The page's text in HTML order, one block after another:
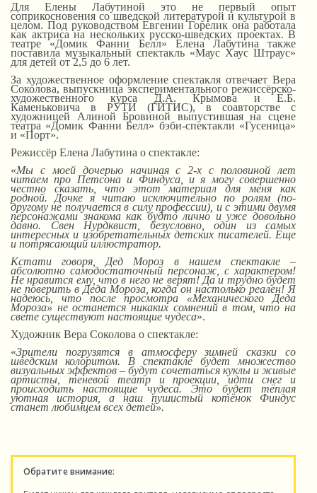
Для Елены Лабутиной это не первый опыт
соприкосновения со шведской литературой и культурой в
целом. Под руководством Евгении Горелик она работала
как актриса на нескольких русско-шведских проектах. В
театре «Домик Фанни Белл» Елена Лабутина также
поставила музыкальный спектакль «Маус Хаус Штраус»
для детей от 2,5 до 6 лет.
За художественное оформление спектакля отвечает Вера
Соколова, выпускница экспериментального режиссёрско-
художественного курса Д.А. Крымова и Е.Б.
Каменьковича в РУТИ (ГИТИС), в соавторстве с
художницей Алиной Бровиной выпустившая на сцене
театра «Домик Фанни Белл» бэби-спектакли «Гусеница»
и «Порт».
Режиссёр Елена Лабутина о спектакле:
«Мы с моей дочерью начиная с 2-х с половиной лет
читаем про Петсона и Финдуса, и я могу совершенно
честно сказать, что этот материал для меня как
родной. Дочке я читаю исключительно по ролям (по-
другому не получается в силу профессии), ис этими двумя
персонажами знакома как будто лично и уже довольно
давно. Свен Нурдквист, безусловно, один из самых
интересных и изобретательных детских писателей. Еще
и потрясающий иллюстратор.
Кстати говоря, Дед Мороз в нашем спектакле –
абсолютно самодостаточный персонаж, с характером!
Не нравится ему, что в него не верят! Да и трудно будет
не поверить в Деда Мороза, когда он настолько реален! Я
надеюсь, что после просмотра «Механического Деда
Мороза» не останется никаких сомнений в том, что на
свете существуют настоящие чудеса».
Художник Вера Соколова о спектакле:
«Зрители погрузятся в атмосферу зимней сказки со
шведским колоритом. В спектакле будет множество
визуальных эффектов – будут сочетаться куклы и живые
артисты, теневой театр и проекции, идти снег и
происходить настоящие чудеса. Это будет тёплая
уютная история, а наш пушистый котёнок Финдус
станет любимцем всех детей».
Обратите внимание: